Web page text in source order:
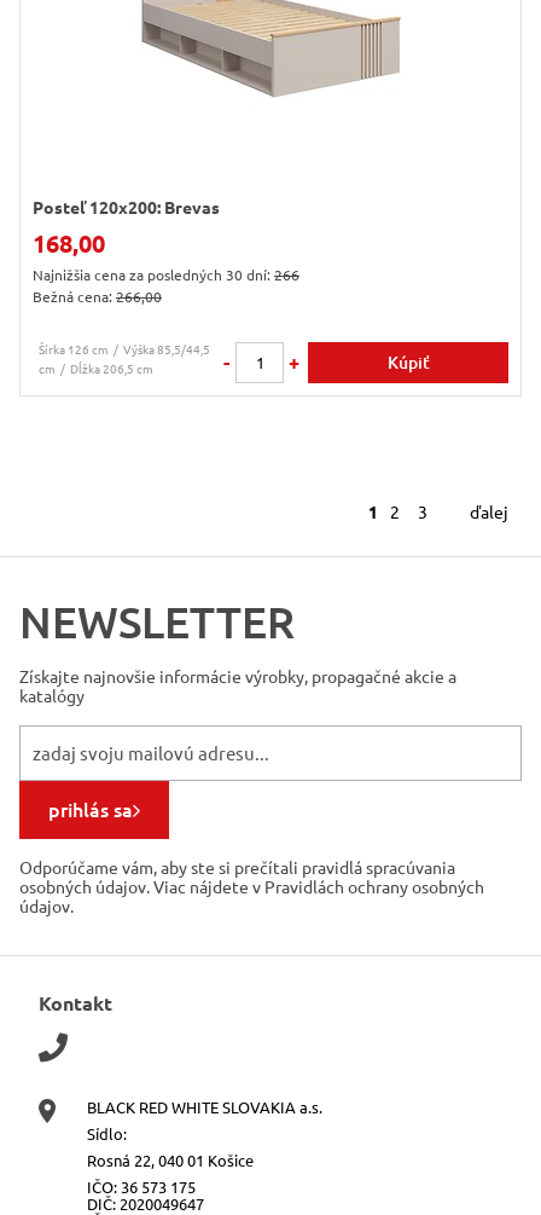
Posteľ 120x200: Brevas
168,00
Najnižšia cena za posledných 30 dní: 266
Bežná cena: 266,00
Šírka 126 cm
Výška 85,5/44,5
cm
Dĺžka 206,5 cm - + Kúpiť
1 2 3 ďalej
NEWSLETTER
Získajte najnovšie informácie výrobky, propagačné akcie a
katalógy
prihlás sa
Odporúčame vám, aby ste si prečítali pravidlá spracúvania
osobných údajov. Viac nájdete v Pravidlách ochrany osobných
údajov.
Kontakt
BLACK RED WHITE SLOVAKIA a.s.
Sídlo:
Rosná 22, 040 01 Košice
IČO: 36 573 175
DIČ: 2020049647